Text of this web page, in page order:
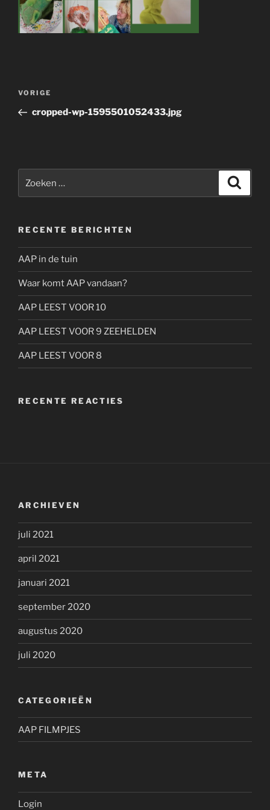
Bericht
Vorig
bericht
VORIGE
cropped-wp-1595501052433.jpg
RECENTE BERICHTEN
AAP in de tuin
Waar komt AAP vandaan?
AAP LEEST VOOR 10
AAP LEEST VOOR 9 ZEEHELDEN
AAP LEEST VOOR 8
RECENTE REACTIES
ARCHIEVEN
juli 2021
april 2021
januari 2021
september 2020
augustus 2020
juli 2020
CATEGORIEËN
AAP FILMPJES
META
Login